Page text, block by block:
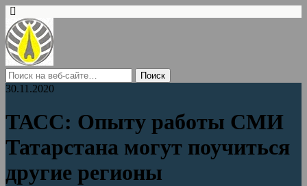
30.11.2020
ТАСС: Опыту работы СМИ
Татарстана могут поучиться
другие регионы